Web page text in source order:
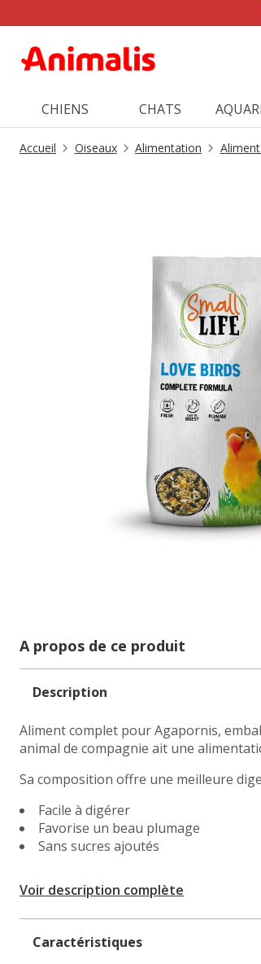
CHIENS CHATS
Accueil Oiseaux Alimentation
A propos de ce produit
Description
Aliment complet pour Agapornis,
animal de compagnie ait une
Sa composition offre une meilleure
Facile à digérer
Favorise un beau plumage
Sans sucres ajoutés
Voir description complète
Caractéristiques